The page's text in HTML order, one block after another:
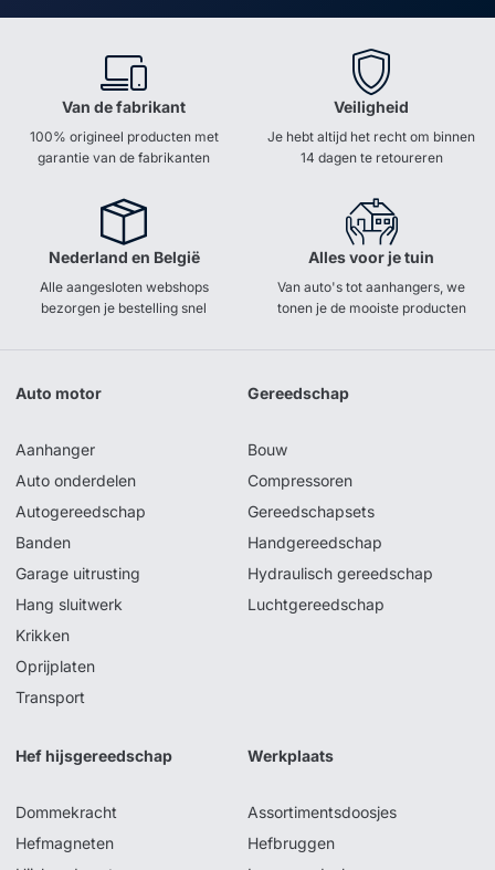
Van de fabrikant
100% origineel producten met
garantie van de fabrikanten
Veiligheid
Je hebt altijd het recht om binnen
14 dagen te retoureren
Nederland en België
Alle aangesloten webshops
bezorgen je bestelling snel
Alles voor je tuin
Van auto's tot aanhangers, we
tonen je de mooiste producten
Auto motor
Aanhanger
Auto onderdelen
Autogereedschap
Banden
Garage uitrusting
Hang sluitwerk
Krikken
Oprijplaten
Transport
Gereedschap
Bouw
Compressoren
Gereedschapsets
Handgereedschap
Hydraulisch gereedschap
Luchtgereedschap
Hef hijsgereedschap
Dommekracht
Hefmagneten
Werkplaats
Assortimentsdoosjes
Hefbruggen